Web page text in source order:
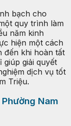
bạch cho
quy trình làm
năm kinh
hiện một cách
đến khi hoàn tất
giải quyết
dịch vụ tốt
Triệu.
Nam